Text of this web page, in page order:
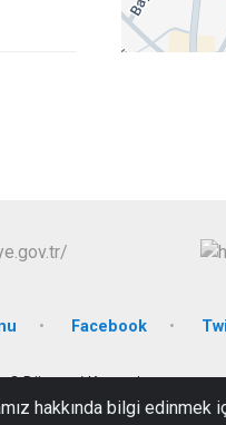
Facebook
Bünyan/ Kayseri
hakkında bilgi edinmek